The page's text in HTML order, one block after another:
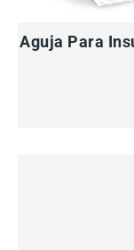
Aguja Para